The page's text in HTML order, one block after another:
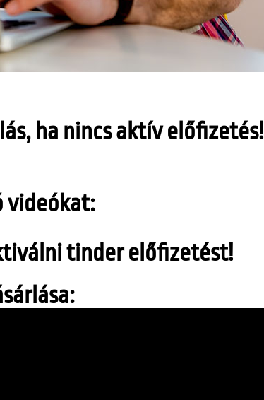
ha nincs aktív előfizetés!
videókat:
tinder előfizetést!